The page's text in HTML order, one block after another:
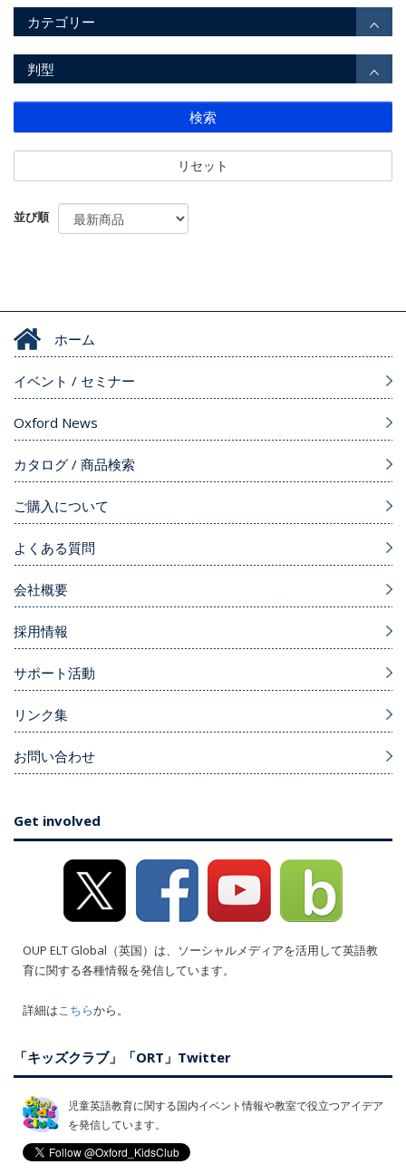
カテゴリー
判型
検索
リセット
並び順
ホーム
イベント / セミナー
Oxford News
カタログ / 商品検索
ご購入について
よくある質問
会社概要
採用情報
サポート活動
リンク集
お問い合わせ
Get involved
OUP ELT Global（英国）は、ソーシャルメディアを活用して英語教
育に関する各種情報を発信しています。
詳細はこちらから。
「キッズクラブ」「ORT」Twitter
児童英語教育に関する国内イベント情報や教室で役立つアイデア
を発信しています。